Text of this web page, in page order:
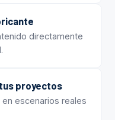
directamente
proyectos
escenarios reales